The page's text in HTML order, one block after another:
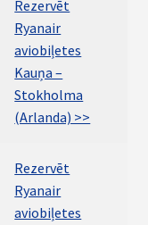
Rezervēt
Ryanair
aviobiļetes
Kauņa –
Stokholma
(Arlanda) >>
Rezervēt
Ryanair
aviobiļetes